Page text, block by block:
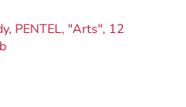
PENTEL, "Arts", 12